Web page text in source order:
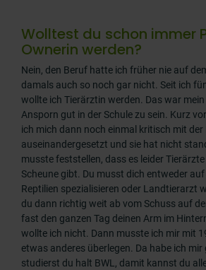
Wolltest du schon immer
Ownerin werden?
Nein, den Beruf hatte ich früher nie auf
damals auch so noch gar nicht. Seit ich
wollte ich Tierärztin werden. Das war
Ansporn gut in der Schule zu sein. Kurz
ich mich dann noch einmal kritisch mit der
auseinandergesetzt und sie hat nicht
musste feststellen, dass es leider
Scheune gibt. Du musst dich entweder
Reptilien spezialisieren oder Landtierarzt
du dann richtig weit ab vom Schuss auf
fast den ganzen Tag deinen Arm im
wollte ich nicht. Dann musste ich mir mit
etwas anderes überlegen. Da habe ich mir
studierst du halt BWL, damit kannst du